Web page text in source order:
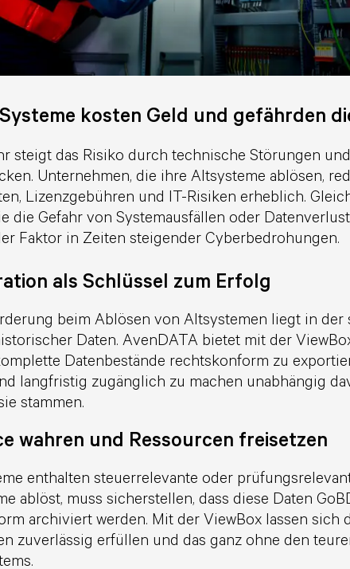
kosten Geld und gefährden
steigt das Risiko durch technische Störungen und
Unternehmen, die ihre Altsysteme ablösen,
Lizenzgebühren und IT-Risiken erheblich.
die Gefahr von Systemausfällen oder
Faktor in Zeiten steigender Cyberbedrohungen.
als Schlüssel zum Erfolg
beim Ablösen von Altsystemen liegt in der
Daten. AvenDATA bietet mit der
Datenbestände rechtskonform zu
langfristig zugänglich zu machen unabhängig
stammen.
wahren und Ressourcen freisetzen
enthalten steuerrelevante oder
ablöst, muss sicherstellen, dass diese Daten
archiviert werden. Mit der ViewBox lassen sich
zuverlässig erfüllen und das ganz ohne den